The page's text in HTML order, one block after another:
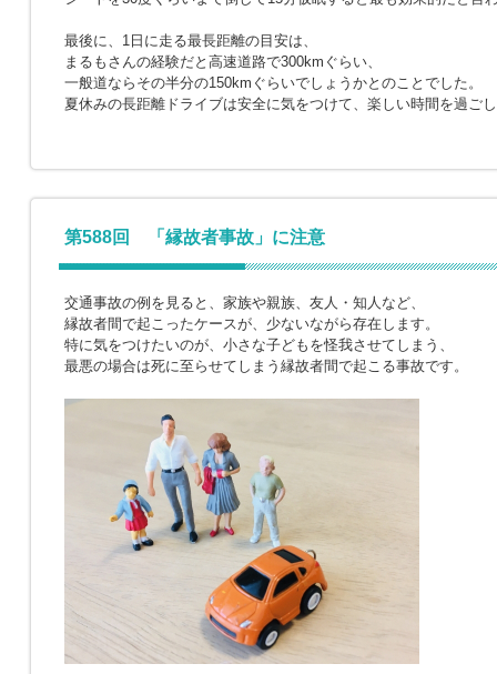
最後に、1日に走る最長距離の目安は、
まるもさんの経験だと高速道路で300kmぐらい、
一般道ならその半分の150kmぐらいでしょうかとのことでした。
夏休みの長距離ドライブは安全に気をつけて、楽しい時間を過ご
第588回 「縁故者事故」に注意
交通事故の例を見ると、家族や親族、友人・知人など、
縁故者間で起こったケースが、少ないながら存在します。
特に気をつけたいのが、小さな子どもを怪我させてしまう、
最悪の場合は死に至らせてしまう縁故者間で起こる事故です。